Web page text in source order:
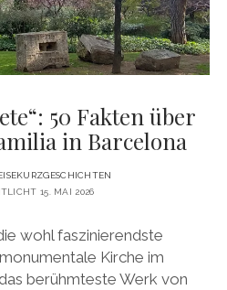
50 Fakten über
in Barcelona
15. MAI 2026
wohl faszinierendste
Kirche im
berühmteste Werk von